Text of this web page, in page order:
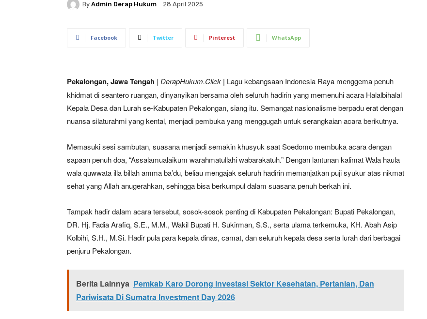
By Admin Derap Hukum 28 April 2025
Facebook Twitter Pinterest WhatsApp
Pekalongan, Jawa Tengah | DerapHukum.Click | Lagu kebangsaan Indonesia Raya menggema penuh
khidmat di seantero ruangan, dinyanyikan bersama oleh seluruh hadirin yang memenuhi acara Halalbihalal
Kepala Desa dan Lurah se-Kabupaten Pekalongan, siang itu. Semangat nasionalisme berpadu erat dengan
nuansa silaturahmi yang kental, menjadi pembuka yang menggugah untuk serangkaian acara berikutnya.
Memasuki sesi sambutan, suasana menjadi semakin khusyuk saat Soedomo membuka acara dengan
sapaan penuh doa, “Assalamualaikum warahmatullahi wabarakatuh.” Dengan lantunan kalimat Wala haula
wala quwwata illa billah amma ba’du, beliau mengajak seluruh hadirin memanjatkan puji syukur atas nikmat
sehat yang Allah anugerahkan, sehingga bisa berkumpul dalam suasana penuh berkah ini.
Tampak hadir dalam acara tersebut, sosok-sosok penting di Kabupaten Pekalongan: Bupati Pekalongan,
DR. Hj. Fadia Arafiq, S.E., M.M., Wakil Bupati H. Sukirman, S.S., serta ulama terkemuka, KH. Abah Asip
Kolbihi, S.H., M.Si. Hadir pula para kepala dinas, camat, dan seluruh kepala desa serta lurah dari berbagai
penjuru Pekalongan.
Berita Lainnya Pemkab Karo Dorong Investasi Sektor Kesehatan, Pertanian, Dan
Pariwisata Di Sumatra Investment Day 2026